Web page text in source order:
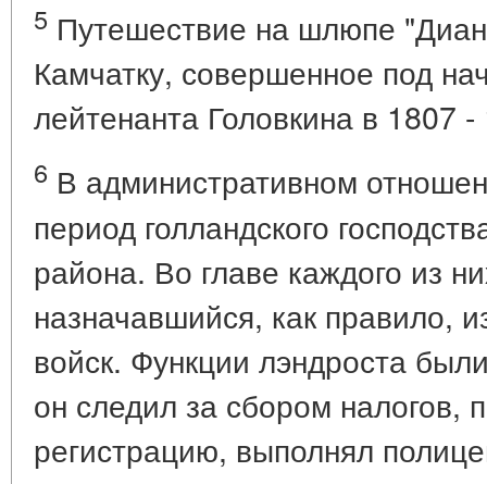
5 Путешествие на шлюпе
Камчатку, совершенное под
лейтенанта Головкина в 1807
6 В административном
период голландского
района. Во главе каждого из
назначавшийся, как правило,
войск. Функции лэндроста
он следил за сбором налогов,
регистрацию, выполнял